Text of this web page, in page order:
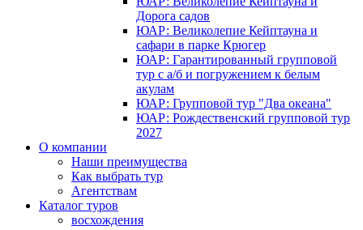
Дорога садов
ЮАР: Великолепие Кейптауна и
сафари в парке Крюгер
ЮАР: Гарантированный групповой
тур с а/б и погружением к белым
акулам
ЮАР: Групповой тур "Два океана"
ЮАР: Рождественский групповой тур
2027
О компании
Наши преимущества
Как выбрать тур
Агентствам
Каталог туров
восхождения